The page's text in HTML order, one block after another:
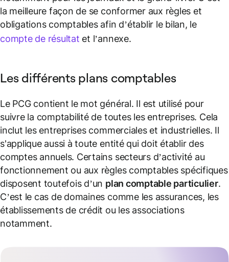
la meilleure façon de se conformer aux règles et
obligations comptables afin d’établir le bilan, le
compte de résultat et l’annexe.
Les différents plans comptables
Le PCG contient le mot général. Il est utilisé pour
suivre la comptabilité de toutes les entreprises. Cela
inclut les entreprises commerciales et industrielles. Il
s'applique aussi à toute entité qui doit établir des
comptes annuels. Certains secteurs d’activité au
fonctionnement ou aux règles comptables spécifiques
disposent toutefois d’un plan comptable particulier.
C’est le cas de domaines comme les assurances, les
établissements de crédit ou les associations
notamment.